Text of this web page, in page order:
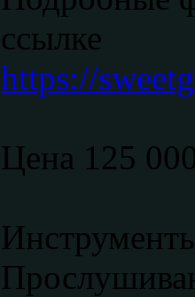
ссылке
https://
Цена 125